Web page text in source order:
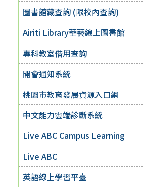
圖書館藏查詢 (限校內查詢)
Airiti Library華藝線上圖書館
專科教室借用查詢
開會通知系統
桃園市教育發展資源入口網
中文能力雲端診斷系統
Live ABC Campus Learning
Live ABC
英語線上學習平臺